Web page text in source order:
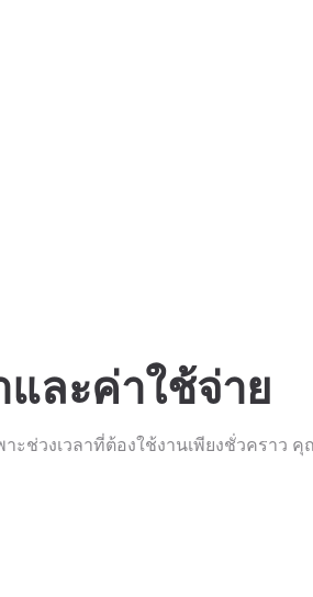
และค่าใช้จ่าย
ะช่วงเวลาที่ต้องใช้งานเพียงชั่วคราว คุ